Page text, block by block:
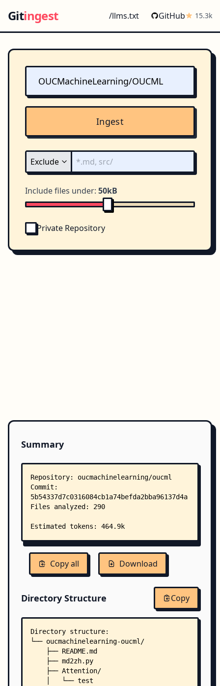
Gitingest /llms.txt GitHub 15.3k
Ingest
Include files under: 50kB
Private Repository
Summary
Copy all Download
Directory Structure Copy
Directory structure:
└── oucmachinelearning-oucml/
    ├── README.md
    ├── md2zh.py
    ├── Attention/
    │   └── test